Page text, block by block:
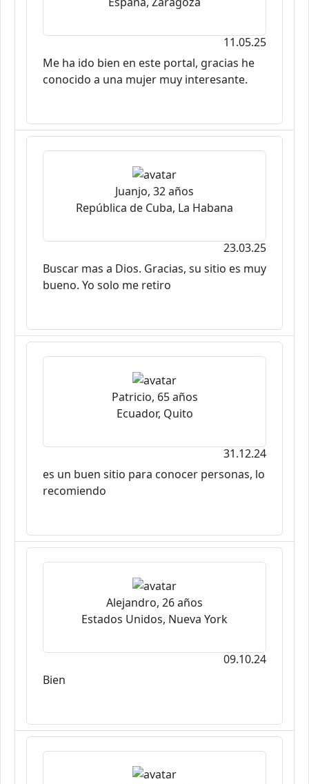
11.05.25
Me ha ido bien en este portal, gracias he
conocido a una mujer muy interesante.
Juanjo, 32 años
República de Cuba, La Habana
23.03.25
Buscar mas a Dios. Gracias, su sitio es muy
bueno. Yo solo me retiro
Patricio, 65 años
Ecuador, Quito
31.12.24
es un buen sitio para conocer personas, lo
recomiendo
Alejandro, 26 años
Estados Unidos, Nueva York
09.10.24
Bien